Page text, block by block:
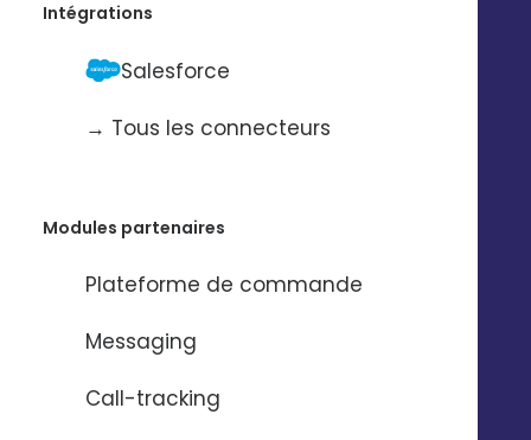
Intégrations
Salesforce
→ Tous les connecteurs
Modules partenaires
Plateforme de commande
Messaging
Call-tracking
local
de vos établissements